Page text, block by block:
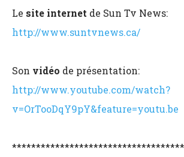
Le site internet de Sun Tv News:
http://www.suntvnews.ca/
Son vidéo de présentation:
http://www.youtube.com/watch?
v=OrTooDqY9pY&feature=youtu.be